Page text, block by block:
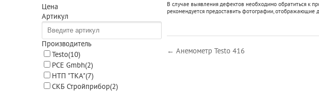
Цена
Артикул
Производитель
Testo(10)
PCE Gmbh(2)
НТП "ТКА"(7)
СКБ Стройприбор(2)
В случае выявления дефектов необходимо обратиться к
рекомендуется предоставить фотографии, отображающие
← Анемометр Testo 416